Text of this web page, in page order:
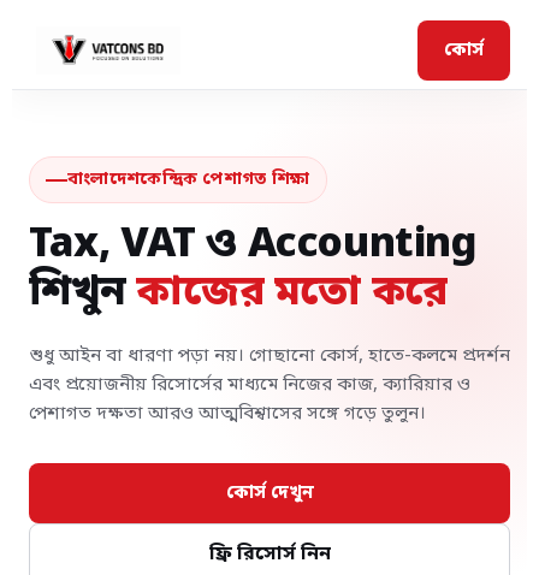
কোর্স
বাংলাদেশকেন্দ্রিক পেশাগত শিক্ষা
Tax, VAT ও Accounting
শিখুনকাজের মতো করে
শুধু আইন বা ধারণা পড়া নয়। গোছানো কোর্স, হাতে-কলমে প্রদর্শন
এবং প্রয়োজনীয় রিসোর্সের মাধ্যমে নিজের কাজ, ক্যারিয়ার ও
পেশাগত দক্ষতা আরও আত্মবিশ্বাসের সঙ্গে গড়ে তুলুন।
কোর্স দেখুন
ফ্রি রিসোর্স নিন